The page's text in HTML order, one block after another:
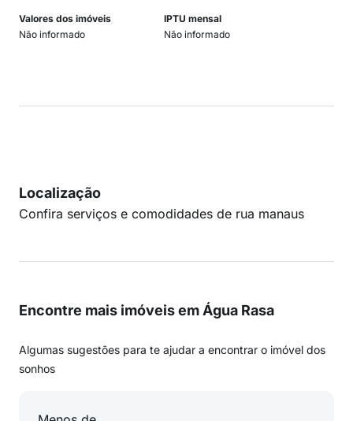
Valores dos imóveis
Não informado
IPTU mensal
Não informado
Localização
Confira serviços e comodidades de rua manaus
Encontre mais imóveis em Água Rasa
Algumas sugestões para te ajudar a encontrar o imóvel dos
sonhos